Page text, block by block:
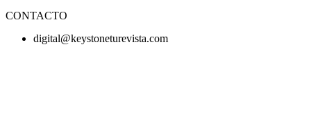
CONTACTO
digital@keystoneturevista.com